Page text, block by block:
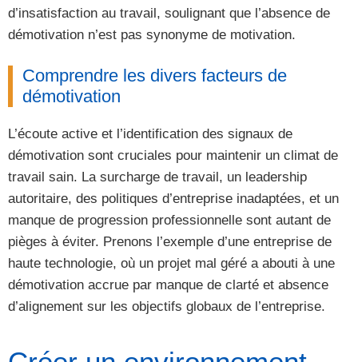
d’insatisfaction au travail, soulignant que l’absence de
démotivation n’est pas synonyme de motivation.
Comprendre les divers facteurs de
démotivation
L’écoute active et l’identification des signaux de
démotivation sont cruciales pour maintenir un climat de
travail sain. La surcharge de travail, un leadership
autoritaire, des politiques d’entreprise inadaptées, et un
manque de progression professionnelle sont autant de
pièges à éviter. Prenons l’exemple d’une entreprise de
haute technologie, où un projet mal géré a abouti à une
démotivation accrue par manque de clarté et absence
d’alignement sur les objectifs globaux de l’entreprise.